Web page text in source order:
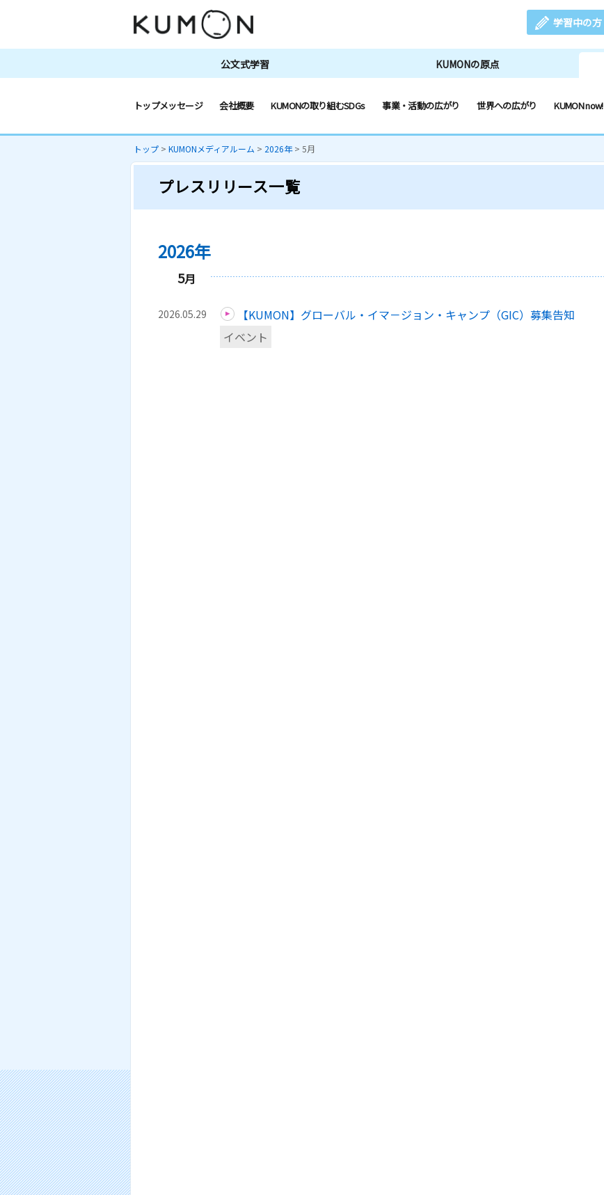
学習中の方
公文式学習 KUMONの原点
トップメッセージ 会社概要 KUMONの取り組むSDGs 事業・活動の広がり 世界への広がり KUMON now!
トップ > KUMONメディアルーム > 2026年> 5月
プレスリリース一覧
2026年
5月
2026.05.29
【KUMON】グローバル・イマ－ジョン・キャンプ（GIC）募集告知
イベント